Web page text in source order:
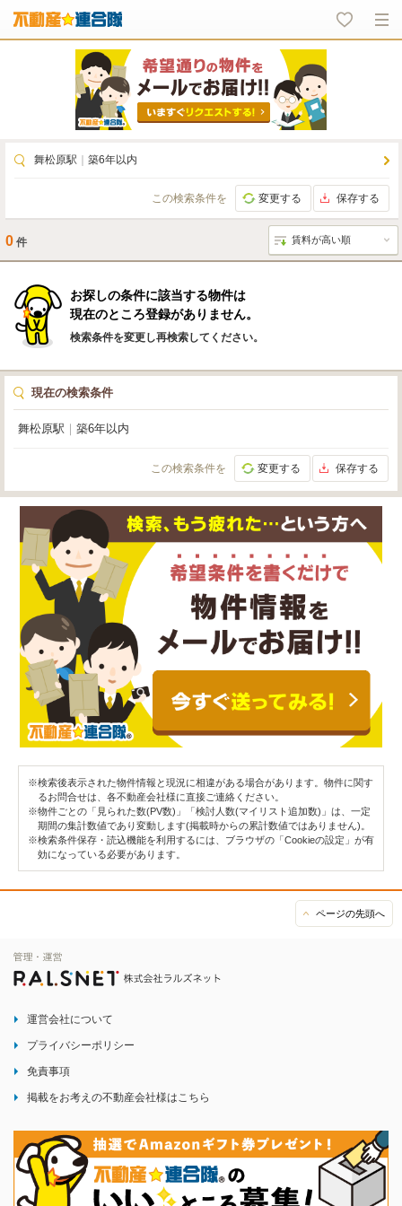
舞松原駅 築6年以内
この検索条件を 変更する 保存する
0 件
お探しの条件に該当する物件は
現在のところ登録がありません。
検索条件を変更し再検索してください。
現在の検索条件
舞松原駅 築6年以内
この検索条件を 変更する 保存する
※検索後表示された物件情報と現況に相違がある場合があります。物件に関す
るお問合せは、各不動産会社様に直接ご連絡ください。
※物件ごとの「見られた数(PV数)」「検討人数(マイリスト追加数)」は、一定
期間の集計数値であり変動します(掲載時からの累計数値ではありません)。
※検索条件保存・読込機能を利用するには、ブラウザの「Cookieの設定」が有
効になっている必要があります。
ページの先頭へ
運営会社について
プライバシーポリシー
免責事項
掲載をお考えの不動産会社様はこちら